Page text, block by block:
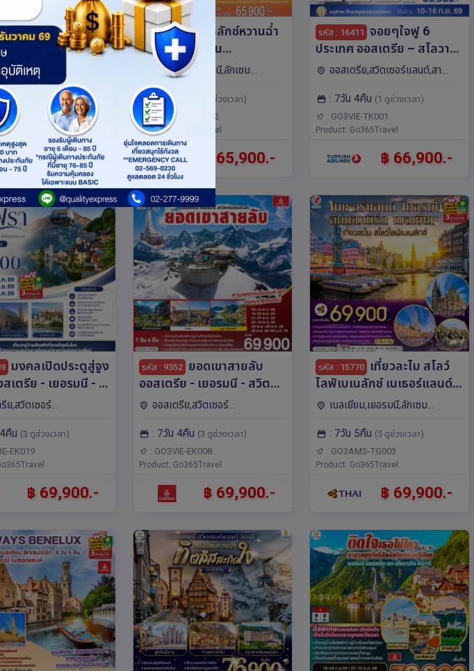
เยอรมนี ออสเตรีย
ยโดโลไมต์ สะใภ้เจ
ยวอุทยานแห่งชาติโด
วยมาก บรรยากาศ
ลี่ยนสี ชิมไอติมเจลา
ลีประเทศต้นกำเนิด 7
โดยสายการบิน
(EK)
ย,เยอรมนี,อิตาลี,ยุโรป มิ
เวโรนา,อินส์บรุค
คืน
(5 ดูช่วงเวลา)
EK026
฿ 56,900.-
รหัส : 16061 เบเนลักซ์หวานฉ่ำ
กังหันหวานละมุน
เนเธอร์แลนด์ เยอรมนี ลักเซม
เบิร์ก เบลเยี่ยม 8 วัน 5 คืน
โดยสายการบิน Emirates
(EK)
เบลเยียม,เยอรมนี,ลักเซม
เบิร์ก,เนเธอร์แลนด์,ยุโรป โค
โลญ,อัมสเตอร์ดัม,บรัสเซลส์,ลักเซม
เบิร์ก,แฟรงก์เฟิร์ต,บรูกส์
: 8วัน 5คืน
(4 ดูช่วงเวลา)
: GO3AMS-EK002
Product: Go365Travel
฿ 65,900.-
รหัส : 16411 จอยๆใจฟู 6
ประเทศ ออสเตรีย – สโลวา
เกีย - เชก - เยอรมนี – ลิก
วัน 4 คืน โดยสายการบิน
TURKISH (TK)
ออสเตรีย,สวิตเซอร์แลนด์,สา
ไตน์,สโลวาเกีย,ยุโรป มิวนิค,ซูริค,บราติ
สลาวา,ปราก,ลูเซิร์น,เวียนนา,เซสกี ครุ
มลอฟ,ซูก,วาดุซ
: 7วัน 4คืน (1 ดูช่วงเวลา)
: GO3VIE-TK001
Product: Go365Travel
฿ 66,900.-
มงคลเปิดประตูสู่จูง
สเตรีย - เยอรมนี - ส
ลนด์ 7วัน 4คืน โดย
ย,สวิตเซอร์
,ซาลซ์บูร์ก,ลู
นา,ซูก
คืน (3 ดูช่วงเวลา)
EK019
฿ 69,900.-
รหัส : 9352 ยอดเขาสายลับ
ออสเตรีย - เยอรมนี - สวิต
เซอร์แลนด์ 7วัน 4คืน โดยสาย
ออสเตรีย,สวิตเซอร์
วนิค,อินเตอร์ลาเคน,ซูริค,อินส์บรุค,ลู
เซิร์น,เบิร์น,เวียนนา,ซูก,วาดุซ
: 7วัน 4คืน (3 ดูช่วงเวลา)
: GO3VIE-EK008
Product: Go365Travel
฿ 69,900.-
รหัส : 15770
เที่ยวละไม สโลว์
ไลฟ์เบเนลักซ์ เนเธอร์แลนด์
เยอรมนี ลักเซมเบิร์ก
การบินไทย (TG) บินตรงสู่
นครอัมสเตอร์ดัม
เบลเยียม,เยอรมนี,ลักเซม
โลญ,อัมสเตอร์ดัม,รอตเต
อร์ดัม,บรัสเซลส์,ลักเซมเบิร์ก,แฟ
รงก์เฟิร์ต
: 7วัน 5คืน (5 ดูช่วงเวลา)
: GO3AMS-TG003
Product: Go365Travel
฿ 69,900.-